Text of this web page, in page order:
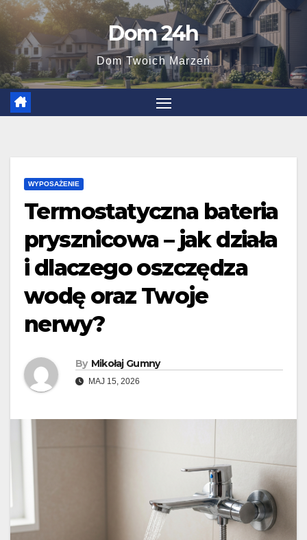
Skip
content
Dom 24h
Dom Twoich Marzeń
WYPOSAŻENIE
Termostatyczna bateria
prysznicowa – jak działa
i dlaczego oszczędza
wodę oraz Twoje
nerwy?
By Mikołaj Gumny
MAJ 15, 2026